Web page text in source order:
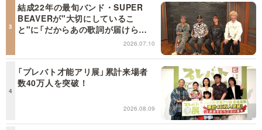
結成22年の最旬バンド・SUPER
BEAVERが"大切にしているこ
と"に「だからあの歌詞が届けられ
るんだ」共感の声＜日曜日の初耳学
2026.07.10
「プレバト才能アリ展」累計来場者
数40万人を突破！
2026.08.09